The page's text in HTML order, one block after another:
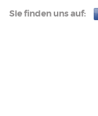
Sie finden uns auf: